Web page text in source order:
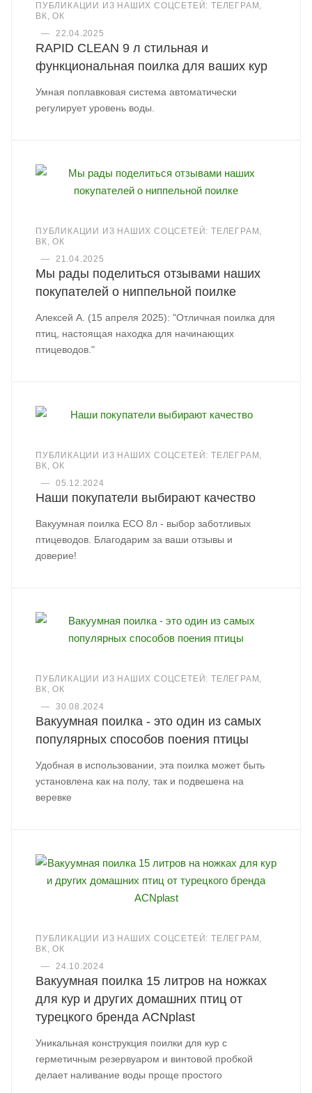
ПУБЛИКАЦИИ ИЗ НАШИХ СОЦСЕТЕЙ: ТЕЛЕГРАМ,
ВК, ОК
—
22.04.2025
RAPID CLEAN 9 л стильная и
функциональная поилка для ваших кур
Умная поплавковая система автоматически
регулирует уровень воды.
ПУБЛИКАЦИИ ИЗ НАШИХ СОЦСЕТЕЙ: ТЕЛЕГРАМ,
ВК, ОК
—
21.04.2025
Мы рады поделиться отзывами наших
покупателей о ниппельной поилке
Алексей А. (15 апреля 2025): "Отличная поилка для
птиц, настоящая находка для начинающих
птицеводов."
ПУБЛИКАЦИИ ИЗ НАШИХ СОЦСЕТЕЙ: ТЕЛЕГРАМ,
ВК, ОК
—
05.12.2024
Наши покупатели выбирают качество
Вакуумная поилка ECO 8л - выбор заботливых
птицеводов. Благодарим за ваши отзывы и
доверие!
ПУБЛИКАЦИИ ИЗ НАШИХ СОЦСЕТЕЙ: ТЕЛЕГРАМ,
ВК, ОК
—
30.08.2024
Вакуумная поилка - это один из самых
популярных способов поения птицы
Удобная в использовании, эта поилка может быть
установлена как на полу, так и подвешена на
веревке
ПУБЛИКАЦИИ ИЗ НАШИХ СОЦСЕТЕЙ: ТЕЛЕГРАМ,
ВК, ОК
—
24.10.2024
Вакуумная поилка 15 литров на ножках
для кур и других домашних птиц от
турецкого бренда ACNplast
Уникальная конструкция поилки для кур с
герметичным резервуаром и винтовой пробкой
делает наливание воды проще простого